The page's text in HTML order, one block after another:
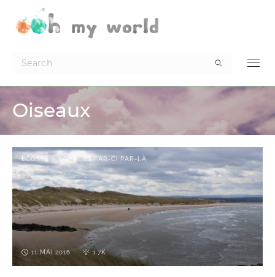
Oiseaux
ECOSSE VOYAGES PAR-CI PAR-LÀ
11 MAI 2016 1.7K